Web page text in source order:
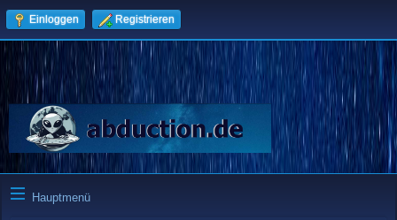
Einloggen Registrieren
Hauptmenü